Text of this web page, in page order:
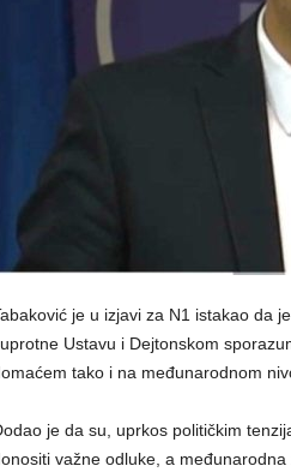
je u izjavi za N1 istakao da
Ustavu i Dejtonskom
tako i na međunarodnom
je da su, uprkos političkim
važne odluke, a